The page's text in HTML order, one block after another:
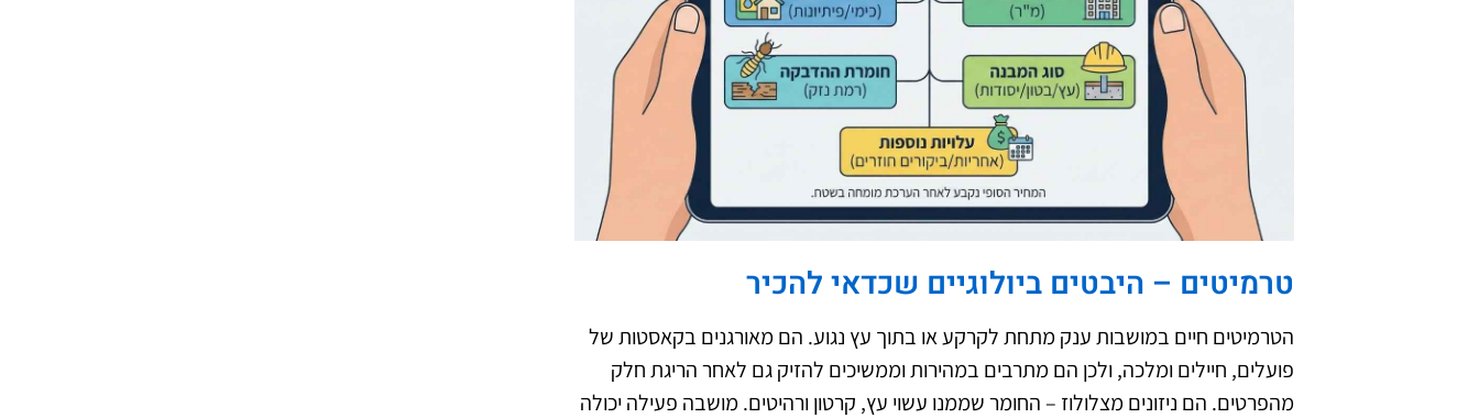
טרמיטים – היבטים ביולוגיים שכדאי להכיר
הטרמיטים חיים במושבות ענק מתחת לקרקע או בתוך עץ נגוע. הם מאורגנים בקאסטות של
פועלים, חיילים ומלכה, ולכן הם מתרבים במהירות וממשיכים להזיק גם לאחר הריגת חלק
מהפרטים. הם ניזונים מצלולוז – החומר שממנו עשוי עץ, קרטון ורהיטים. מושבה פעילה יכולה